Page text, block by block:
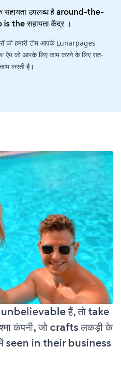
उपलब्ध है around-the-
is theसहायता केंद्र।
की हमारी टीम आपके Lunarpages
को आपके लिए काम करने के लिए रात-
करती है।
हैं, तो take
कंपनी, जो crafts लकड़ी के
में seen in their business